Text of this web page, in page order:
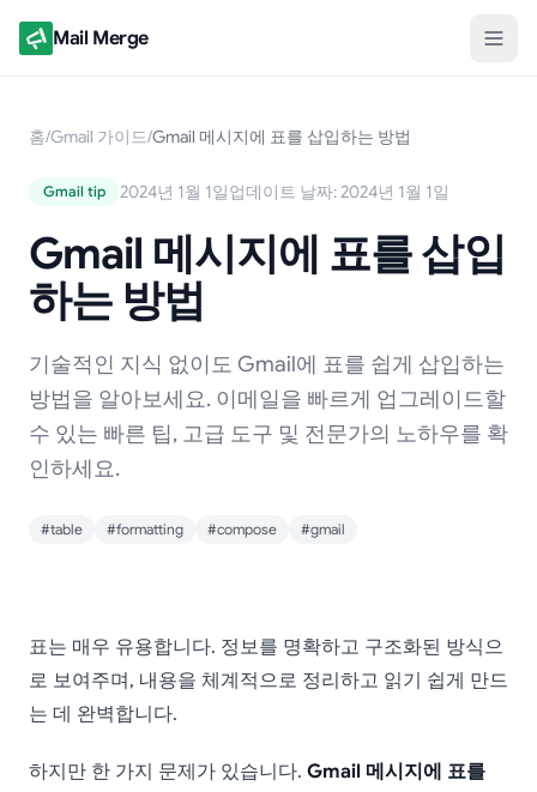
Mail Merge
홈/Gmail 가이드/Gmail 메시지에 표를 삽입하는 방법
Gmail tip 2024년 1월 1일업데이트 날짜: 2024년 1월 1일
Gmail 메시지에 표를 삽입
하는 방법
기술적인 지식 없이도 Gmail에 표를 쉽게 삽입하는
방법을 알아보세요. 이메일을 빠르게 업그레이드할
수 있는 빠른 팁, 고급 도구 및 전문가의 노하우를 확
인하세요.
#table #formatting #compose #gmail
Gmail 메시지에 표를 삽
입하는 방법
표는 매우 유용합니다. 정보를 명확하고 구조화된 방식으
로 보여주며, 내용을 체계적으로 정리하고 읽기 쉽게 만드
는 데 완벽합니다.
하지만 한 가지 문제가 있습니다. Gmail 메시지에 표를